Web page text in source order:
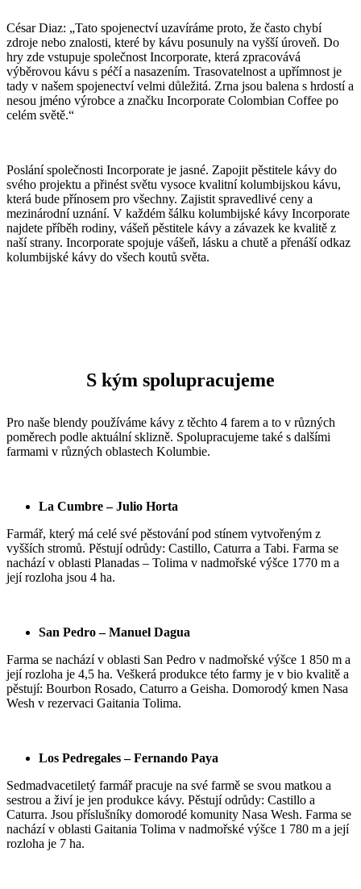
César Diaz: „Tato spojenectví uzavíráme proto, že často chybí
zdroje nebo znalosti, které by kávu posunuly na vyšší úroveň. Do
hry zde vstupuje společnost Incorporate, která zpracovává
výběrovou kávu s péčí a nasazením. Trasovatelnost a upřímnost je
tady v našem spojenectví velmi důležitá. Zrna jsou balena s hrdostí a
nesou jméno výrobce a značku Incorporate Colombian Coffee po
celém světě.“
Poslání společnosti Incorporate je jasné. Zapojit pěstitele kávy do
svého projektu a přinést světu vysoce kvalitní kolumbijskou kávu,
která bude přínosem pro všechny. Zajistit spravedlivé ceny a
mezinárodní uznání. V každém šálku kolumbijské kávy Incorporate
najdete příběh rodiny, vášeň pěstitele kávy a závazek ke kvalitě z
naší strany. Incorporate spojuje vášeň, lásku a chutě a přenáší odkaz
kolumbijské kávy do všech koutů světa.
S kým spolupracujeme
Pro naše blendy používáme kávy z těchto 4 farem a to v různých
poměrech podle aktuální sklizně. Spolupracujeme také s dalšími
farmami v různých oblastech Kolumbie.
La Cumbre – Julio Horta
Farmář, který má celé své pěstování pod stínem vytvořeným z
vyšších stromů. Pěstují odrůdy: Castillo, Caturra a Tabi. Farma se
nachází v oblasti Planadas – Tolima v nadmořské výšce 1770 m a
její rozloha jsou 4 ha.
San Pedro – Manuel Dagua
Farma se nachází v oblasti San Pedro v nadmořské výšce 1 850 m a
její rozloha je 4,5 ha. Veškerá produkce této farmy je v bio kvalitě a
pěstují: Bourbon Rosado, Caturro a Geisha. Domorodý kmen Nasa
Wesh v rezervaci Gaitania Tolima.
Los Pedregales – Fernando Paya
Sedmadvacetiletý farmář pracuje na své farmě se svou matkou a
sestrou a živí je jen produkce kávy. Pěstují odrůdy: Castillo a
Caturra. Jsou příslušníky domorodé komunity Nasa Wesh. Farma se
nachází v oblasti Gaitania Tolima v nadmořské výšce 1 780 m a její
rozloha je 7 ha.